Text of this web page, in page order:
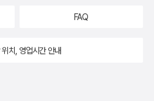
FAQ
치, 영업시간 안내